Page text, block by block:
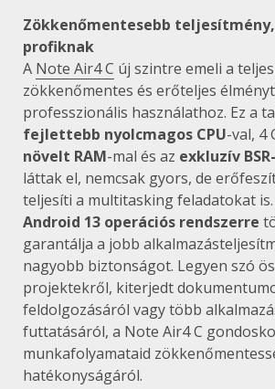
Zökkenőmentesebb
profiknak
A Note Air4 C új szintre emeli a
zökkenőmentes és erőteljes
professzionális használathoz. Ez a
fejlettebb nyolcmagos CPU-val, 4
növelt RAM-mal és az exkluzív
láttak el, nemcsak gyors, de
teljesíti a multitasking feladatokat is.
Android 13 operációs rendszerre
garantálja a jobb
nagyobb biztonságot. Legyen szó
projektekről, kiterjedt
feldolgozásáról vagy több
futtatásáról, a Note Air4 C
munkafolyamataid
hatékonyságáról.